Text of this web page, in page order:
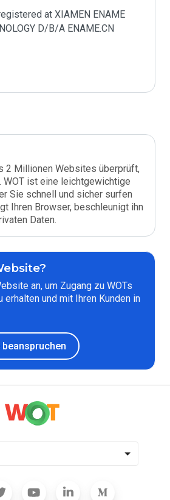
at XIAMEN ENAME
D/B/A ENAME.CN
2 Millionen Websites überprüft,
WOT ist eine leichtgewichtige
Sie schnell und sicher surfen
Ihren Browser, beschleunigt ihn
Daten.
an, um Zugang zu WOTs
und mit Ihren Kunden in